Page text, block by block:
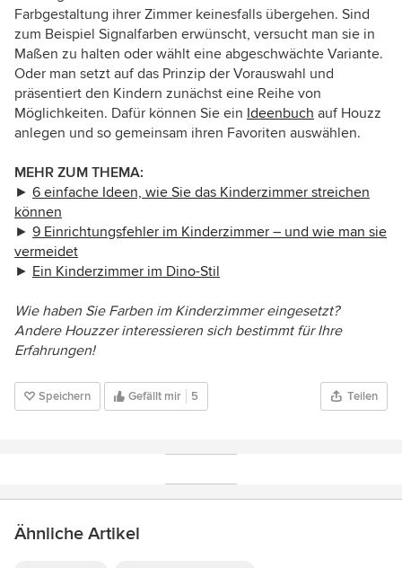
Farbgestaltung ihrer Zimmer keinesfalls übergehen. Sind
zum Beispiel Signalfarben erwünscht, versucht man sie in
Maßen zu halten oder wählt eine abgeschwächte Variante.
Oder man setzt auf das Prinzip der Vorauswahl und
präsentiert den Kindern zunächst eine Reihe von
Möglichkeiten. Dafür können Sie ein Ideenbuch auf Houzz
anlegen und so gemeinsam ihren Favoriten auswählen.
MEHR ZUM THEMA:
► 6 einfache Ideen, wie Sie das Kinderzimmer streichen
können
► 9 Einrichtungsfehler im Kinderzimmer – und wie man sie
vermeidet
► Ein Kinderzimmer im Dino-Stil
Wie haben Sie Farben im Kinderzimmer eingesetzt?
Andere Houzzer interessieren sich bestimmt für Ihre
Erfahrungen!
Speichern Gefällt mir 5 Teilen
Ähnliche Artikel